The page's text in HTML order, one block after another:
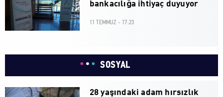
bankacılığa ihtiyaç duyuyor
11 TEMMUZ - 17:23
SOSYAL
28 yaşındaki adam hırsızlık